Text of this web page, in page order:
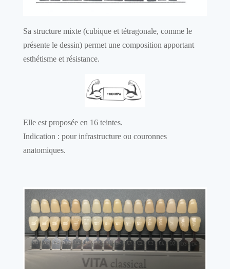
Sa structure mixte (cubique et tétragonale, comme le
présente le dessin) permet une composition apportant
esthétisme et résistance.
Elle est proposée en 16 teintes.
Indication : pour infrastructure ou couronnes
anatomiques.